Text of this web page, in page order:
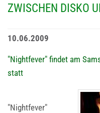
ZWISCHEN DISKO
10.06.2009
"Nightfever" findet am
statt
"Nightfever"